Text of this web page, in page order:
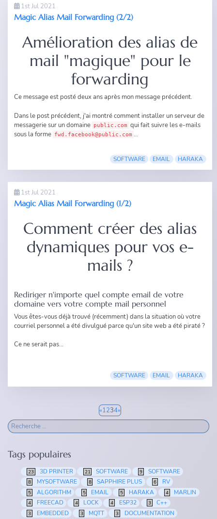
1st Jul 2021
Magic Alias Mail Forwarding (2/2)
Amélioration des alias de
mail "magique" pour le
forwarding
Ce message est posté deux ans après mon message précédent.
Dans le post précédent, j'ai montré comment installer un serveur de
messagerie sur un domaine public.com qui fait suivre les e-mails
sous la forme fwd.facebook@public.com ...
SOFTWARE EMAIL HARAKA
1st Jul 2021
Magic Alias Mail Forwarding (1/2)
Comment créer des alias
dynamiques pour vos e-
mails ?
Rediriger n'importe quel compte email de votre
domaine vers votre compte mail personnel
Vous êtes-vous déjà trouvé (récemment) dans la situation où votre
courriel personnel a été divulgué parce qu'un site web a été piraté ?
Ce ne serait pas...
SOFTWARE EMAIL HARAKA
«1234»
Tags populaires
23 3D PRINTER 21 SOFTWARE 9 SOFTWARE
8 MYSOFTWARE 8 SAPPHIRE PLUS 6 RV
5 ALGORITHM 5 EMAIL 5 HARAKA 4 MARLIN
4 FREECAD 4 LOCK 4 ESP32 3 C++
3 EMBEDDED 3 MQTT 3 DOCUMENTATION